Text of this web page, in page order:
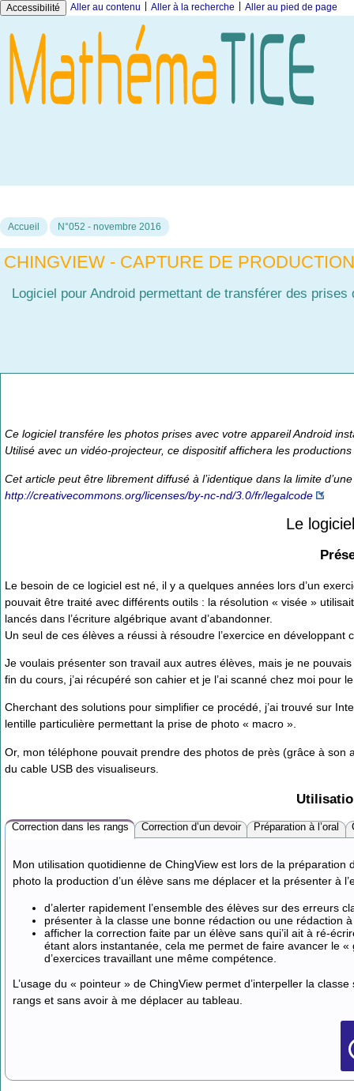
Accessibilité Aller au contenu Aller à la recherche Aller au pied de page
Accueil N°052 - novembre 2016
CHINGVIEW - CAPTURE DE
Logiciel pour Android permettant de transférer des
Ce logiciel transfére les photos prises avec votre appareil Android
Utilisé avec un vidéo-projecteur, ce dispositif affichera les
Cet article peut être librement diffusé à l’identique dans la limite
http://creativecommons.org/licenses/by-nc-nd/3.0/fr/legalcode
Le
Le besoin de ce logiciel est né, il y a quelques années lors d’un
pouvait être traité avec différents outils : la résolution « visée »
lancés dans l’écriture algébrique avant d’abandonner.
Un seul de ces élèves a réussi à résoudre l’exercice en développant
Je voulais présenter son travail aux autres élèves, mais je ne
fin du cours, j’ai récupéré son cahier et je l’ai scanné chez moi pour
Cherchant des solutions pour simplifier ce procédé, j’ai trouvé sur
lentille particulière permettant la prise de photo « macro ».
Or, mon téléphone pouvait prendre des photos de près (grâce à son
du cable USB des visualiseurs.
Correction dans les rangs Correction d’un devoir Préparation à l’oral
Mon utilisation quotidienne de ChingView est lors de la
photo la production d’un élève sans me déplacer et la présenter à
d’alerter rapidement l’ensemble des élèves sur des erreurs
présenter à la classe une bonne rédaction ou une rédaction
afficher la correction faite par un élève sans qui’il ait à ré-
étant alors instantanée, cela me permet de faire avancer le
d’exercices travaillant une même compétence.
L’usage du « pointeur » de ChingView permet d’interpeller la
rangs et sans avoir à me déplacer au tableau.